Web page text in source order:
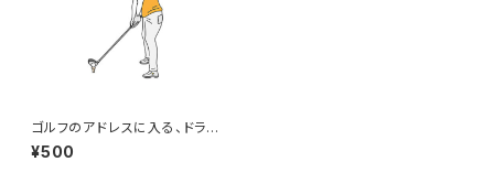
ゴルフのアドレスに入る、ドライ
バーを持った男性のイラスト（e
ps+pngデータセット）
¥500